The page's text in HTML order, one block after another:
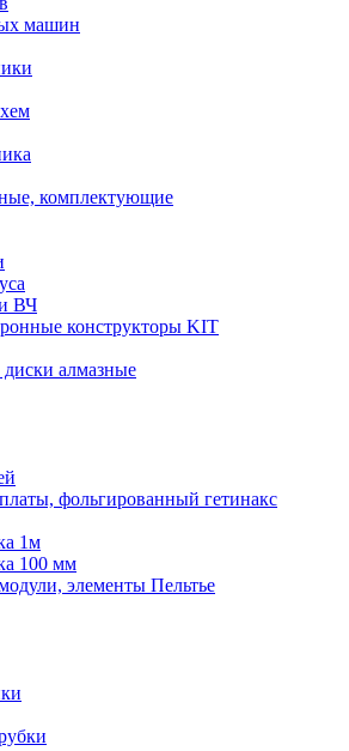
машин
комплектующие
ВЧ
конструкторы KIT
алмазные
фольгированный гетинакс
1м
100 мм
элементы Пельтье